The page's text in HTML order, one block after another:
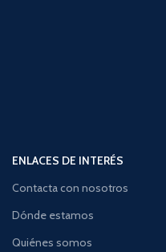
ENLACES DE INTERÉS
Contacta con nosotros
Dónde estamos
Quiénes somos